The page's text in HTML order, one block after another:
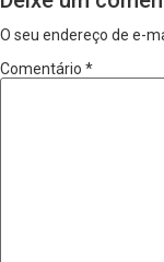
O seu endereço de e-
Comentário *